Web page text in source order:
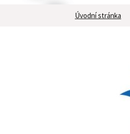
Přejít
Úvodní stránka